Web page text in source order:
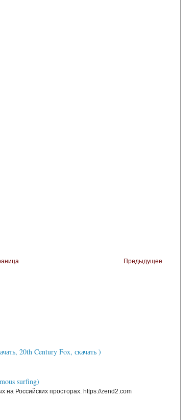
Предыдущее
20th Century Fox, скачать )
surfing)
Российских просторах. https://zend2.com